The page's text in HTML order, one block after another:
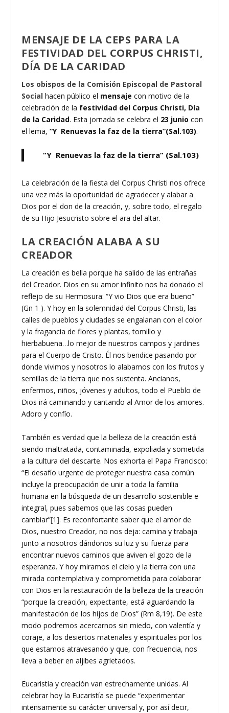
MENSAJE DE LA CEPS PARA LA
FESTIVIDAD DEL CORPUS CHRISTI,
DÍA DE LA CARIDAD
Los obispos de la Comisión Episcopal de Pastoral
Social hacen público el mensaje con motivo de la
celebración de la festividad del Corpus Christi, Día
de la Caridad. Esta jornada se celebra el 23 junio con
el lema,“Y Renuevas la faz de la tierra”(Sal.103).
“Y Renuevas la faz de la tierra” (Sal.103)
La celebración de la fiesta del Corpus Christi nos ofrece
una vez más la oportunidad de agradecer y alabar a
Dios por el don de la creación, y, sobre todo, el regalo
de su Hijo Jesucristo sobre el ara del altar.
LA CREACIÓN ALABA A SU
CREADOR
La creación es bella porque ha salido de las entrañas
del Creador. Dios en su amor infinito nos ha donado el
reflejo de su Hermosura: “Y vio Dios que era bueno”
(Gn 1 ). Y hoy en la solemnidad del Corpus Christi, las
calles de pueblos y ciudades se engalanan con el color
y la fragancia de flores y plantas, tomillo y
hierbabuena…lo mejor de nuestros campos y jardines
para el Cuerpo de Cristo. Él nos bendice pasando por
donde vivimos y nosotros lo alabamos con los frutos y
semillas de la tierra que nos sustenta. Ancianos,
enfermos, niños, jóvenes y adultos, todo el Pueblo de
Dios irá caminando y cantando al Amor de los amores.
Adoro y confío.
También es verdad que la belleza de la creación está
siendo maltratada, contaminada, expoliada y sometida
a la cultura del descarte. Nos exhorta el Papa Francisco:
“El desafío urgente de proteger nuestra casa común
incluye la preocupación de unir a toda la familia
humana en la búsqueda de un desarrollo sostenible e
integral, pues sabemos que las cosas pueden
cambiar”[1]. Es reconfortante saber que el amor de
Dios, nuestro Creador, no nos deja: camina y trabaja
junto a nosotros dándonos su luz y su fuerza para
encontrar nuevos caminos que aviven el gozo de la
esperanza. Y hoy miramos el cielo y la tierra con una
mirada contemplativa y comprometida para colaborar
con Dios en la restauración de la belleza de la creación
“porque la creación, expectante, está aguardando la
manifestación de los hijos de Dios” (Rm 8,19). De este
modo podremos acercarnos sin miedo, con valentía y
coraje, a los desiertos materiales y espirituales por los
que estamos atravesando y que, con frecuencia, nos
lleva a beber en aljibes agrietados.
Eucaristía y creación van estrechamente unidas. Al
celebrar hoy la Eucaristía se puede “experimentar
intensamente su carácter universal y, por así decir,